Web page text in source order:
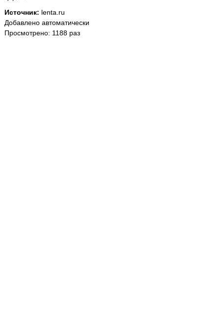
Источник: lenta.ru
Добавлено автоматически
Просмотрено: 1188 раз